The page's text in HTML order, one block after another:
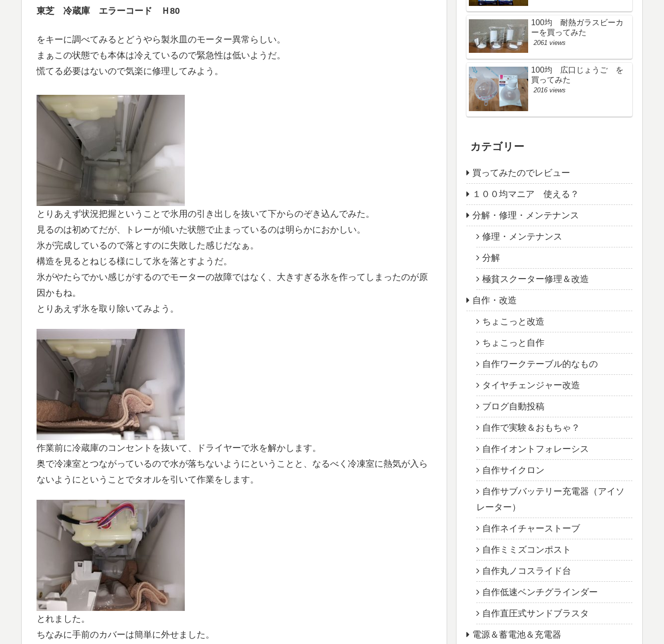
東芝 冷蔵庫 エラーコード Ｈ80
をキーに調べてみるとどうやら製氷皿のモーター異常らしい。
まぁこの状態でも本体は冷えているので緊急性は低いようだ。
慌てる必要はないので気楽に修理してみよう。
とりあえず状況把握ということで氷用の引き出しを抜いて下からのぞき込んでみた。
見るのは初めてだが、トレーが傾いた状態で止まっているのは明らかにおかしい。
氷が完成しているので落とすのに失敗した感じだなぁ。
構造を見るとねじる様にして氷を落とすようだ。
氷がやたらでかい感じがするのでモーターの故障ではなく、大きすぎる氷を作ってしまったのが原
因かもね。
とりあえず氷を取り除いてみよう。
作業前に冷蔵庫のコンセントを抜いて、ドライヤーで氷を解かします。
奥で冷凍室とつながっているので水が落ちないようにということと、なるべく冷凍室に熱気が入ら
ないようにということでタオルを引いて作業をします。
とれました。
ちなみに手前のカバーは簡単に外せました。
100均 耐熱ガラスビーカ
ーを買ってみた
2061 views
100均 広口じょうご を
買ってみた
2016 views
カテゴリー
買ってみたのでレビュー
１００均マニア 使える？
分解・修理・メンテナンス
修理・メンテナンス
分解
極貧スクーター修理＆改造
自作・改造
ちょこっと改造
ちょこっと自作
自作ワークテーブル的なもの
タイヤチェンジャー改造
ブログ自動投稿
自作で実験＆おもちゃ？
自作イオントフォレーシス
自作サイクロン
自作サブバッテリー充電器（アイソ
レーター）
自作ネイチャーストーブ
自作ミミズコンポスト
自作丸ノコスライド台
自作低速ベンチグラインダー
自作直圧式サンドブラスタ
電源＆蓄電池＆充電器